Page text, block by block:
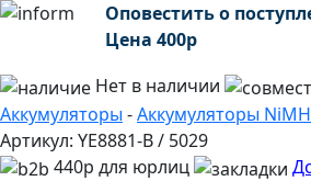
Оповестить о
Цена 400р
Нет в наличии
Аккумуляторы -Аккумуляторы
Артикул: YE8881-B / 5029
440р для юрлиц